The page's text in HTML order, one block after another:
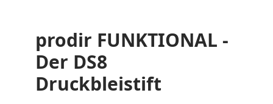
prodir FUNKTIONAL -
Der DS8
Druckbleistift